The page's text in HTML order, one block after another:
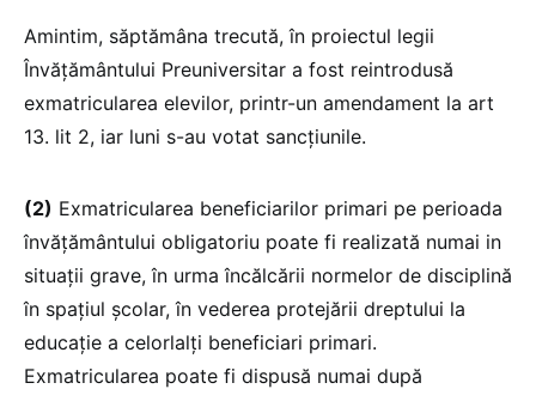
Amintim, săptămâna trecută, în proiectul legii
Învățământului Preuniversitar a fost reintrodusă
exmatricularea elevilor, printr-un amendament la art
13. lit 2, iar luni s-au votat sancțiunile.
(2) Exmatricularea beneficiarilor primari pe perioada
învățământului obligatoriu poate fi realizată numai in
situații grave, în urma încălcării normelor de disciplină
în spațiul școlar, în vederea protejării dreptului la
educație a celorlalți beneficiari primari.
Exmatricularea poate fi dispusă numai după